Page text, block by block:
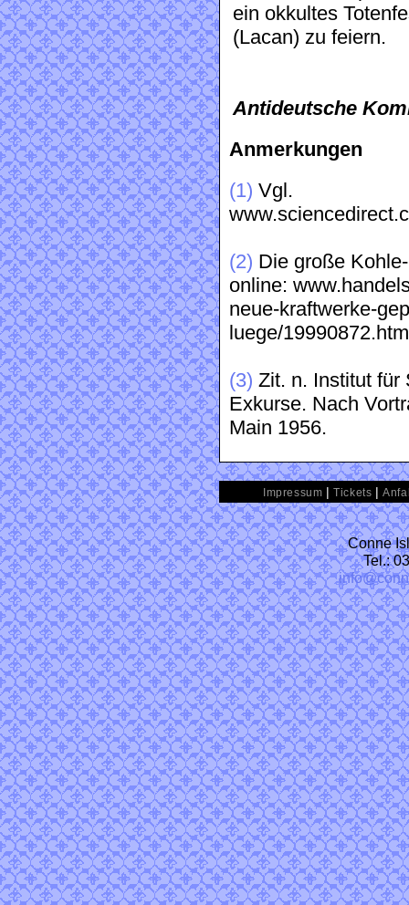
ein okkultes
(Lacan) zu feiern.
Antideutsche
Anmerkungen
(1) Vgl.
(2) Die große
online:
neue-kraftwerke-
luege/
(3) Zit. n. Institut für
Exkurse. Nach
Main 1956.
Impressum | Tickets |
Conne
Tel.: